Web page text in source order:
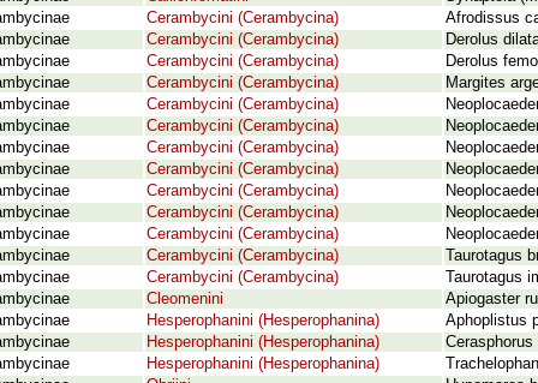
Cerambycini (Cerambycina)
Afrodissus
Cerambycini (Cerambycina)
Derolus
Cerambycini (Cerambycina)
Derolus
Cerambycini (Cerambycina)
Margites
Cerambycini (Cerambycina)
Cerambycini (Cerambycina)
Cerambycini (Cerambycina)
Cerambycini (Cerambycina)
Cerambycini (Cerambycina)
Cerambycini (Cerambycina)
Cerambycini (Cerambycina)
Cerambycini (Cerambycina)
Taurotagus
Cerambycini (Cerambycina)
Taurotagus
Cleomenini
Apiogaster
Hesperophanini (Hesperophanina)
Aphoplistus
Hesperophanini (Hesperophanina)
Hesperophanini (Hesperophanina)